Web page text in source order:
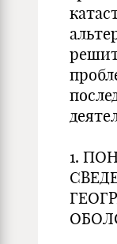
1.